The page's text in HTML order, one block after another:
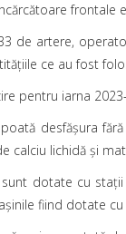
de artere,
ce au fost
pentru iarna
desfăşura
calciu lichidă şi
dotate cu
fiind dotate cu